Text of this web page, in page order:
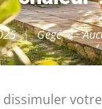
Gégé